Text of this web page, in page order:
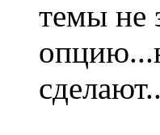
темы не